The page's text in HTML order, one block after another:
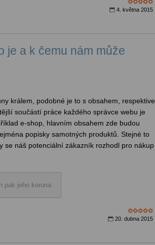
4. května 2015
je a k čemu nám může
králem, podobné je to s obsahem, respektive
součástí práce každého správce webu je
e-shop, hlavním obsahem zde budou
popisky samotných produktů. Stejné to
se náš potenciální zákazník rozhodl pro nákup
pak jeho koruna.
20. dubna 2015